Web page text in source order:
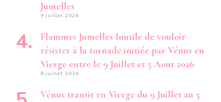
Jumelles
9 juillet 2026
Flammes Jumelles Inutile de vouloir
résister à la tornade initiée par Vénus en
Vierge entre le 9 Juillet et 5 Aout 2026
8 juillet 2026
Vénus transit en Vierge du 9 Juillet au 5